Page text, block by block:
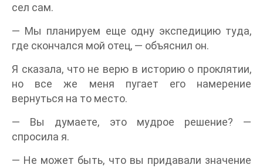
сел сам.
— Мы планируем еще одну экспедицию туда,
где скончался мой отец, — объяснил он.
Я сказала, что не верю в историю о проклятии,
но все же меня пугает его намерение
вернуться на то место.
— Вы думаете, это мудрое решение? —
спросила я.
— Не может быть, что вы придавали значение